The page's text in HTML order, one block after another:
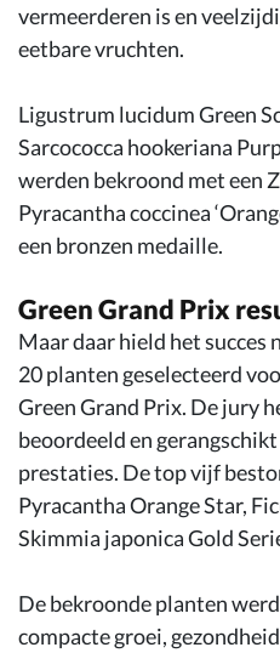
vermeerderen is en
eetbare vruchten.
Ligustrum lucidum Green
Sarcococca hookeriana
werden bekroond met een
Pyracantha coccinea
een bronzen medaille.
Green Grand Prix
Maar daar hield het succes
20 planten geselecteerd
Green Grand Prix. De jury
beoordeeld en
prestaties. De top vijf
Pyracantha Orange Star,
Skimmia japonica Gold
De bekroonde planten
compacte groei,